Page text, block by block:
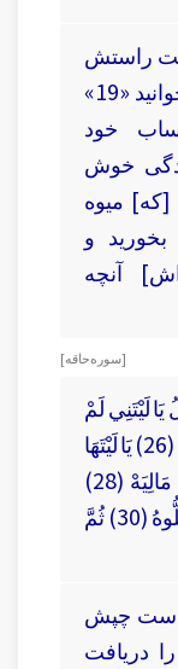
راستش
داده شود گويد بياييد و كتابم را بخوانيد «19»
خود
زندگى خوش
در بهشتى برين«22» [كه] ميوه
دسترس است«23» بخوريد و
آنچه
[ سوره حاقه ]
لَيْتَنِي لَمْ
أُوتَ كِتَابِيَهْ (25) وَلَمْ أَدْرِ مَا حِسَابِيَهْ (26) يَا لَيْتَهَا
كَانَتِ الْقَاضِيَةَ (27) مَا أَغْنَى عَنِّي مَالِيَهْ (28)
هَلَكَ عَنِّي سُلْطَانِيَهْ (29) خُذُوهُ فَغُلُّوهُ (30) ثُمَّ
دست چپش
دريافت